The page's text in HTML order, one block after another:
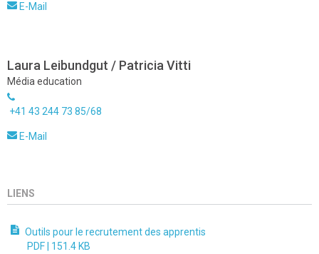
E-Mail
Laura Leibundgut / Patricia Vitti
Média education
+41 43 244 73 85/68
E-Mail
LIENS
Outils pour le recrutement des apprentis
PDF | 151.4 KB